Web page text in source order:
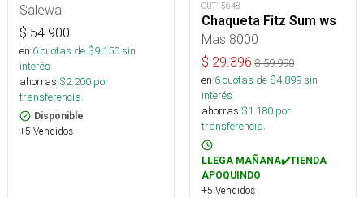
Salewa
$ 54.900
en 6cuotas de $9.150sin
interés
ahorras $2.200 por
transferencia.
Disponible
+5 Vendidos
OUT15648
Chaqueta Fitz Sum ws
Mas 8000
$ 29.396 $59.990
en 6cuotas de $4.899sin
interés
ahorras $1.180 por
transferencia.
LLEGA MAÑANA✔️TIENDA
APOQUINDO
+5 Vendidos